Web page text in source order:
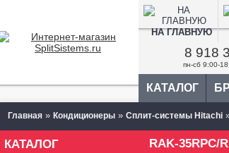
НА ГЛАВНУЮ
8 918
пн-сб 9:00-
КАТАЛОГ
Главная » Кондиционеры » Сплит-системы Hitachi
КАТАЛОГ RAK-35RPC/